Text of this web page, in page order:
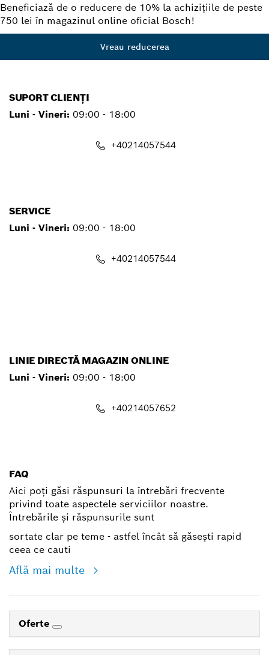
Beneficiază de o reducere de 10% la achizițiile de peste
750 lei în magazinul online oficial Bosch!
Vreau reducerea
SUPORT CLIENȚI
Luni - Vineri: 09:00 - 18:00
+40214057544
SERVICE
Luni - Vineri: 09:00 - 18:00
+40214057544
LINIE DIRECTĂ MAGAZIN ONLINE
Luni - Vineri: 09:00 - 18:00
+40214057652
FAQ
Aici poți găsi răspunsuri la întrebări frecvente
privind toate aspectele serviciilor noastre.
Întrebările și răspunsurile sunt
sortate clar pe teme - astfel încât să găsești rapid
ceea ce cauti
Află mai multe
Oferte